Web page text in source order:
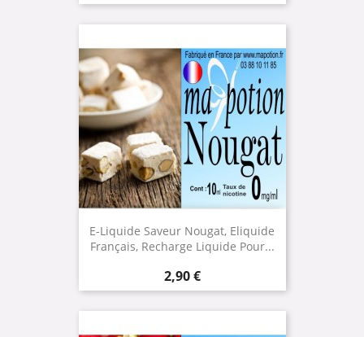
E-Liquide Saveur Nougat, Eliquide
Français, Recharge Liquide Pour...
Prix
2,90 €